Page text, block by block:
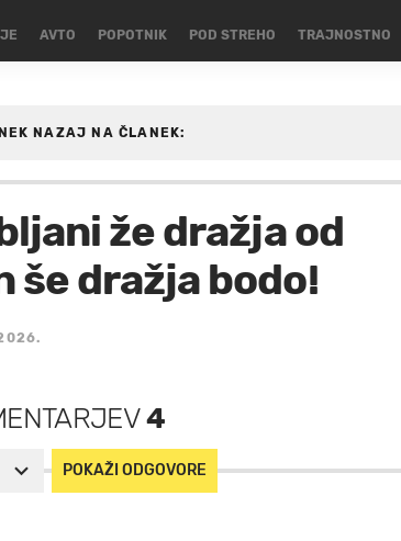
AVTO POPOTNIK POD STREHO TRAJNOSTNO
že dražja od
še dražja bodo!
NAZAJ NA ČLANEK:
4
POKAŽI ODGOVORE